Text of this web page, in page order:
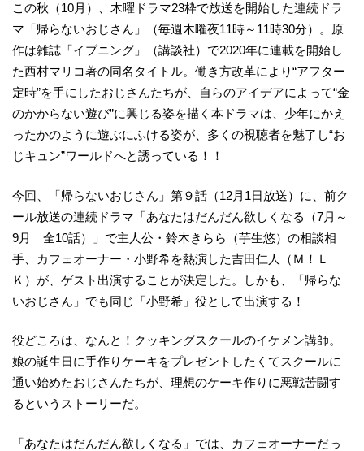
この秋（10月）、木曜ドラマ23枠で放送を開始した連続ドラ
マ「帰らないおじさん」（毎週木曜夜11時～11時30分）。原
作は雑誌「イブニング」（講談社）で2020年に連載を開始し
た西村マリコ著の同名タイトル。働き方改革により“アフター
定時”を手にしたおじさんたちが、自らのアイデアによって“金
のかからない遊び”に興じる姿を描く本ドラマは、少年にかえ
ったかのように遊ぶにふける姿が、多くの視聴者を魅了し“お
じキュン”ワールドへと誘っている！！
今回、「帰らないおじさん」第９話（12月1日放送）に、前ク
ール放送の連続ドラマ「あなたはだんだん欲しくなる（7月～
9月 全10話）」で主人公・鈴木きらら（芋生悠）の相談相
手、カフェオーナー・小野希を熱演した吉田仁人（Ｍ！Ｌ
Ｋ）が、ゲスト出演することが決定した。しかも、「帰らな
いおじさん」でも同じ「小野希」役として出演する！
役どころは、なんと！クッキングスクールのイケメン講師。
娘の誕生日に手作りケーキをプレゼントしたくてスクールに
通い始めたおじさんたちが、理想のケーキ作りに悪戦苦闘す
るというストーリーだ。
「あなたはだんだん欲しくなる」では、カフェオーナーだっ